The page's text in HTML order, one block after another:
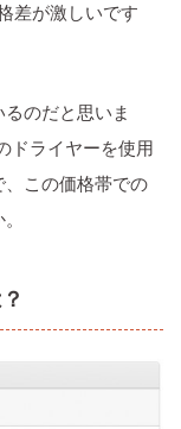
差が激しいです
のだと思いま
ドライヤーを使用
、この価格帯での